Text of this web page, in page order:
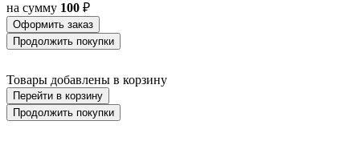
на сумму 100 ₽
Оформить заказ
Продолжить покупки
Товары добавлены в корзину
Перейти в корзину
Продолжить покупки